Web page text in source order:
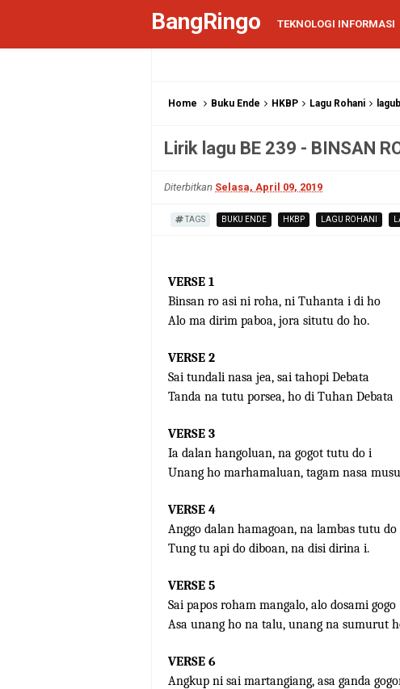
BangRingo TEKNOLOGI INFORMASI
Home Buku Ende HKBP Lagu Rohani
Lirik lagu BE 239 - BINSAN
Diterbitkan Selasa, April 09, 2019
TAGS BUKU ENDE HKBP LAGU ROHANI
VERSE 1
Binsan ro asi ni roha, ni Tuhanta i di ho
Alo ma dirim paboa, jora situtu do ho.
VERSE 2
Sai tundali nasa jea, sai tahopi Debata
Tanda na tutu porsea, ho di Tuhan Debata
VERSE 3
Ia dalan hangoluan, na gogot tutu do i
Unang ho marhamaluan, tagam nasa
VERSE 4
Anggo dalan hamagoan, na lambas tutu do
Tung tu api do diboan, na disi dirina i.
VERSE 5
Sai papos roham mangalo, alo dosami gogo
Asa unang ho na talu, unang na sumurut
VERSE 6
Angkup ni sai martangiang, asa ganda